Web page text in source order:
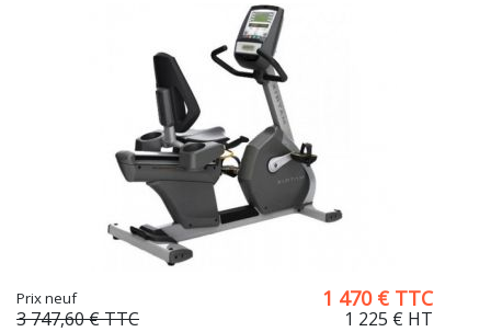
Prix neuf
3 747,60 €TTC
1 470 € TTC
1 225 € HT